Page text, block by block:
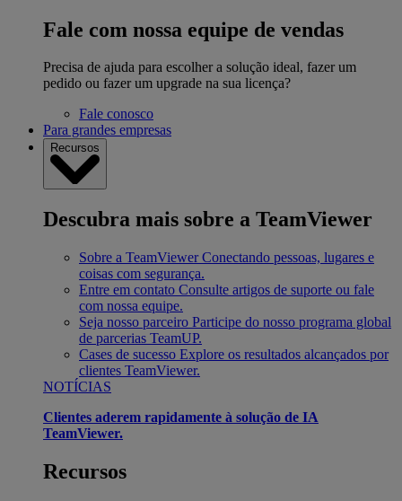
Fale com nossa equipe de vendas
Precisa de ajuda para escolher a solução ideal, fazer um
pedido ou fazer um upgrade na sua licença?
Fale conosco
Para grandes empresas
Recursos
Descubra mais sobre a TeamViewer
Sobre a TeamViewer Conectando pessoas, lugares e
coisas com segurança.
Entre em contato Consulte artigos de suporte ou fale
com nossa equipe.
Seja nosso parceiro Participe do nosso programa global
de parcerias TeamUP.
Cases de sucesso Explore os resultados alcançados por
clientes TeamViewer.
NOTÍCIAS
Clientes aderem rapidamente à solução de IA
TeamViewer.
Recursos